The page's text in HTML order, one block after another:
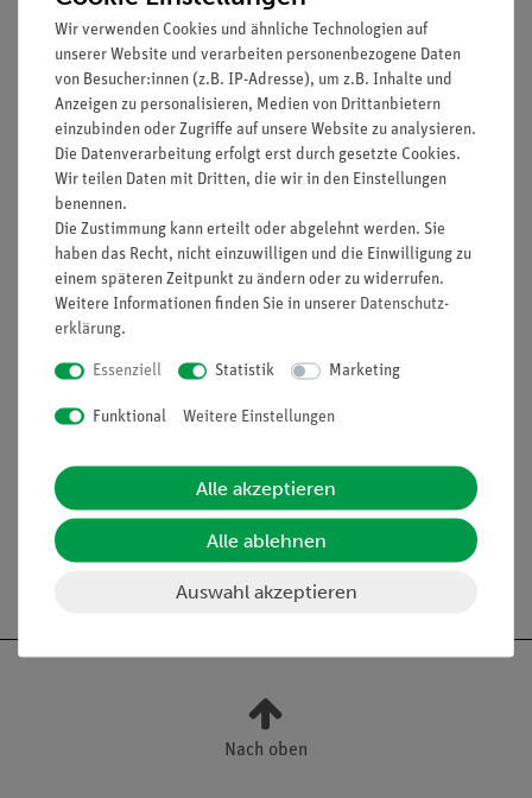
Steigerung der Medienkompetenz
Aufgaben
Die Schüler bestimmen die Ausgangstemperatur eines über
einer Flamme erhitzten Metallklotzes. Dazu messen sie den
Temperaturverlauf bei der Abkühlung des Metallklotzes im
Lernziele
Die Schüler lernen die Kalorimetrie als Methode zur
Temperaturmessung kennen.
Media / Downloads
Nach oben
Wir verwenden Cookies und ähnliche Technologien auf
unserer Website und verarbeiten personenbezogene Daten
von Besucher:innen (z.B. IP-Adresse), um z.B. Inhalte und
Anzeigen zu personalisieren, Medien von Drittanbietern
einzubinden oder Zugriffe auf unsere Website zu analysieren.
Die Datenverarbeitung erfolgt erst durch gesetzte Cookies.
Wir teilen Daten mit Dritten, die wir in den Einstellungen
benennen.
Die Zustimmung kann erteilt oder abgelehnt werden. Sie
haben das Recht, nicht einzuwilligen und die Einwilligung zu
einem späteren Zeitpunkt zu ändern oder zu widerrufen.
Weitere Informationen finden Sie in unserer Daten­schutz­
erklärung.
Essenziell Statistik Marketing
Funktional Weitere Einstellungen
Alle akzeptieren
Alle ablehnen
Auswahl akzeptieren